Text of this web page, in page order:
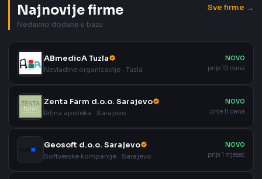
Najnovije firme
Nedavno dodane u bazu
Sve firme →
ABmedicA Tuzla
Nevladine organizacije · Tuzla
NOVO
prije 10 dana
Zenta Farm d.o.o. Sarajevo
Biljna apoteka · Sarajevo
NOVO
prije 11 dana
Geosoft d.o.o. Sarajevo
Softverske kompanije · Sarajevo
NOVO
prije 1 mjesec